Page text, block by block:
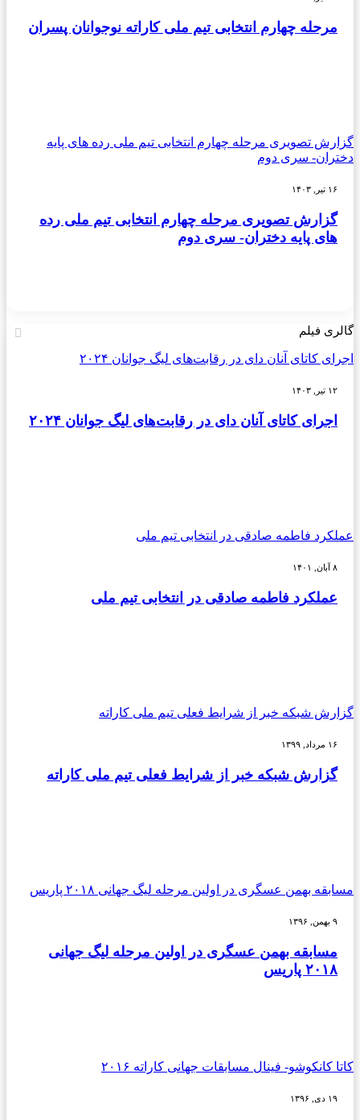
مرحله چهارم انتخابی تیم ملی کاراته نوجوانان پسران
گزارش تصویری مرحله چهارم انتخابی تیم ملی رده های پایه
دختران- سری دوم
۱۶ تیر, ۱۴۰۳
گزارش تصویری مرحله چهارم انتخابی تیم ملی رده
های پایه دختران- سری دوم
گالری فیلم
اجرای کاتای آنان دای در رقابت‌های لیگ جوانان ۲۰۲۴
۱۲ تیر, ۱۴۰۳
اجرای کاتای آنان دای در رقابت‌های لیگ جوانان ۲۰۲۴
عملکرد فاطمه صادقی در انتخابی تیم ملی
۸ آبان, ۱۴۰۱
عملکرد فاطمه صادقی در انتخابی تیم ملی
گزارش شبکه خبر از شرایط فعلی تیم ملی کاراته
۱۶ مرداد, ۱۳۹۹
گزارش شبکه خبر از شرایط فعلی تیم ملی کاراته
مسابقه بهمن عسگری در اولین مرحله لیگ جهانی ۲۰۱۸ پاریس
۹ بهمن, ۱۳۹۶
مسابقه بهمن عسگری در اولین مرحله لیگ جهانی
۲۰۱۸ پاریس
کاتا کانکوشو- فینال مسابقات جهانی کاراته ۲۰۱۶
۱۹ دی, ۱۳۹۶